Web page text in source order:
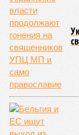
улице, картина,
ЖК «Светлый
банкрот Seven
схема
за прошедшие
практически не
порталов,
декабрю 2026 г.,